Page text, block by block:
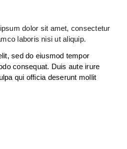
dolor sit amet, consectetur
laboris nisi ut aliquip.
sed do eiusmod tempor
consequat. Duis aute irure
qui officia deserunt mollit